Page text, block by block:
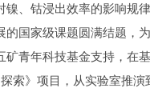
、钴浸出效率的影响
国家级课题圆满结题
青年科技基金支持，
索》项目，从实验室推